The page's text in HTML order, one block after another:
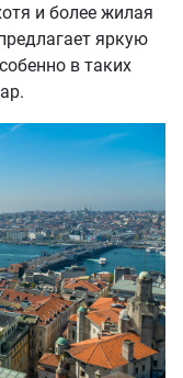
и более жилая
яркую
в таких